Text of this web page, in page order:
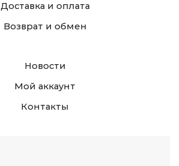
Доставка и оплата
Возврат и обмен
Новости
Мой аккаунт
Контакты